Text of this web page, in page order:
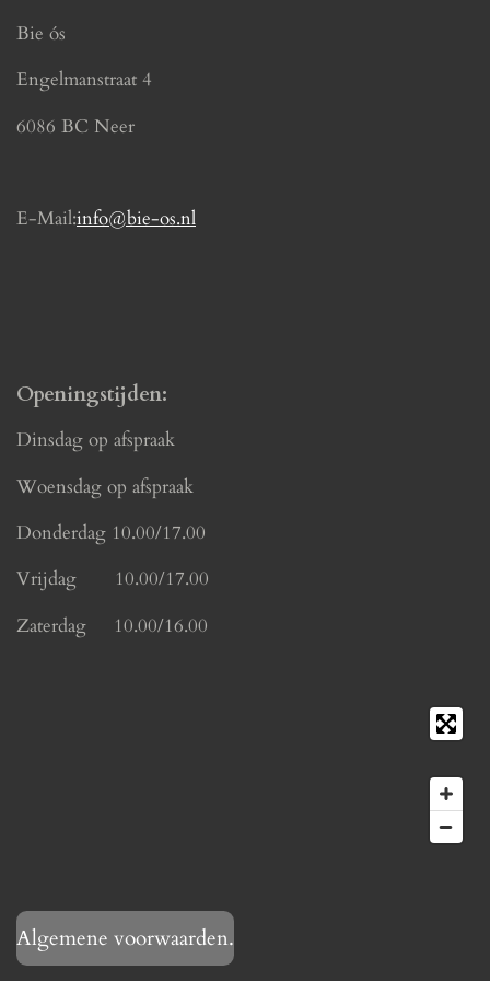
b
o
r
m
Bie ós
Engelmanstraat 4
6086 BC Neer
E-Mail:info@bie-os.nl
Openingstijden:
Dinsdag op afspraak
Woensdag op afspraak
Donderdag 10.00/17.00
Vrijdag 10.00/17.00
Zaterdag 10.00/16.00
Algemene voorwaarden.